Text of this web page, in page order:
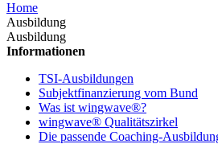
Home
Ausbildung
Ausbildung
Informationen
TSI-Ausbildungen
Subjektfinanzierung vom Bund
Was ist wingwave®?
wingwave® Qualitätszirkel
Die passende Coaching-